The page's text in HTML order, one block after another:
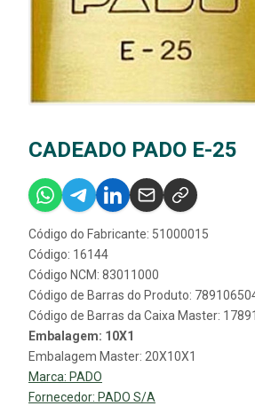
CADEADO PADO E-25
Código do Fabricante: 51000015
Código: 16144
Código NCM: 83011000
Código de Barras do Produto:
Código de Barras da Caixa Master:
Embalagem: 10X1
Embalagem Master: 20X10X1
Marca: PADO
Fornecedor: PADO S/A